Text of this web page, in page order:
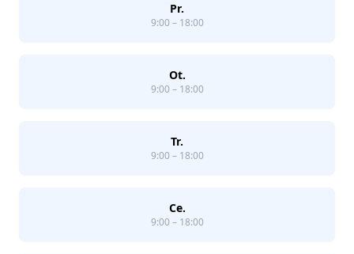
Pr.
9:00 – 18:00
Ot.
9:00 – 18:00
Tr.
9:00 – 18:00
Ce.
9:00 – 18:00